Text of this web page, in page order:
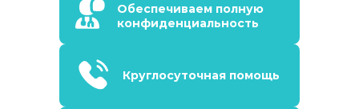
Обеспечиваем полную
конфиденциальность
Круглосуточная помощь